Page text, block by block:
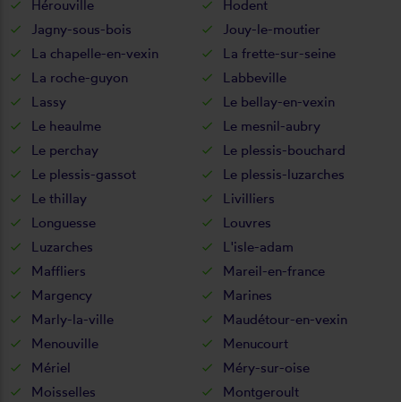
Hérouville
Hodent
Jagny-sous-bois
Jouy-le-moutier
La chapelle-en-vexin
La frette-sur-seine
La roche-guyon
Labbeville
Lassy
Le bellay-en-vexin
Le heaulme
Le mesnil-aubry
Le perchay
Le plessis-bouchard
Le plessis-gassot
Le plessis-luzarches
Le thillay
Livilliers
Longuesse
Louvres
Luzarches
L'isle-adam
Maffliers
Mareil-en-france
Margency
Marines
Marly-la-ville
Maudétour-en-vexin
Menouville
Menucourt
Mériel
Méry-sur-oise
Moisselles
Montgeroult